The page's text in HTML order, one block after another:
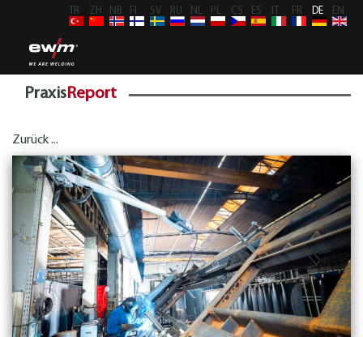
TR ZH NB FI SV RU NL PL CS ES FR DE EN
PraxisReport
Zurück ...